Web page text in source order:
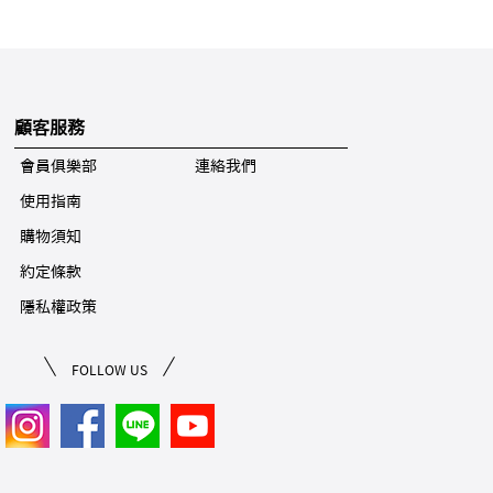
顧客服務
會員俱樂部
使用指南
購物須知
約定條款
隱私權政策
連絡我們
FOLLOW US